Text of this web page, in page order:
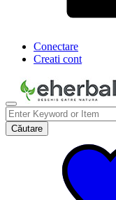
Conectare
Creati cont
Căutare